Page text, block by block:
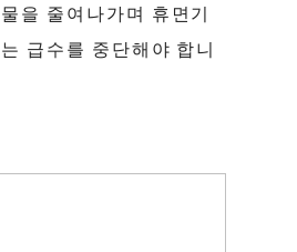
을 줄여나가며 휴면기
급수를 중단해야 합니